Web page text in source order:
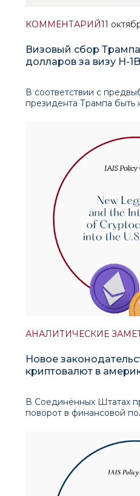
КОММЕНТАРИЙ11
Визовый сбор
долларов за визу H-
В соответствии с
президента Трампа быть
АНАЛИТИЧЕСКИЕ
Новое
криптовалют в
В Соединённых Штатах
поворот в финансовой
элементом которого стал
(Руководство и
инноваций для с